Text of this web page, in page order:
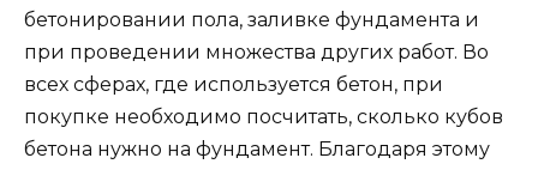
бетонировании пола, заливке фундамента и
при проведении множества других работ. Во
всех сферах, где используется бетон, при
покупке необходимо посчитать, сколько кубов
бетона нужно на фундамент. Благодаря этому